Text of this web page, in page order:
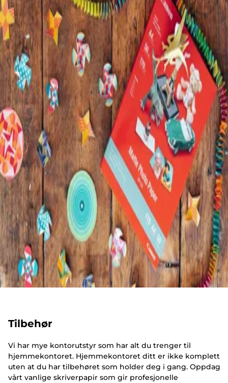
Tilbehør
Vi har mye kontorutstyr som har alt du trenger til
hjemmekontoret. Hjemmekontoret ditt er ikke komplett
uten at du har tilbehøret som holder deg i gang. Oppdag
vårt vanlige skriverpapir som gir profesjonelle